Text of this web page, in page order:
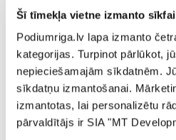
Šī tīmekļa vietne izmanto
Podiumriga.lv lapa izmanto
kategorijas. Turpinot pārlūkot,
nepieciešamajām sīkdatnēm.
sīkdatņu izmantošanai.
izmantotas, lai personalizētu
pārvaldītājs ir SIA "MT